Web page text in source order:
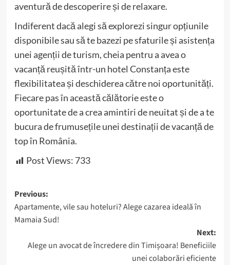
aventură de descoperire și de relaxare.
Indiferent dacă alegi să explorezi singur opțiunile
disponibile sau să te bazezi pe sfaturile și asistența
unei agenții de turism, cheia pentru a avea o
vacanță reușită într-un hotel Constanța este
flexibilitatea și deschiderea către noi oportunități.
Fiecare pas în această călătorie este o
oportunitate de a crea amintiri de neuitat și de a te
bucura de frumusețile unei destinații de vacanță de
top în România.
Post Views: 733
Post
navigation
Previous:
Apartamente, vile sau hoteluri? Alege cazarea ideală în
Mamaia Sud!
Next:
Alege un avocat de încredere din Timișoara! Beneficiile
unei colaborări eficiente